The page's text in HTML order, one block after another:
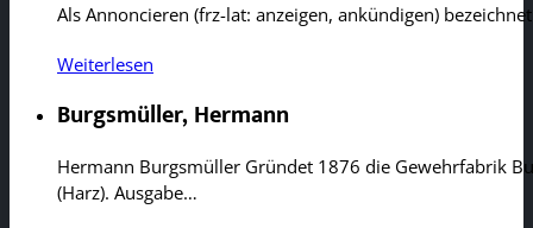
Als Annoncieren (frz-lat: anzeigen, ankündigen)
Weiterlesen
Burgsmüller, Hermann
Hermann Burgsmüller Gründet 1876 die Gewehrfabrik
(Harz). Ausgabe…